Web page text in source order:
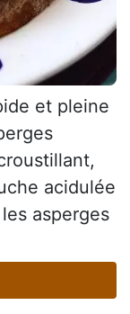
et pleine
acidulée
asperges